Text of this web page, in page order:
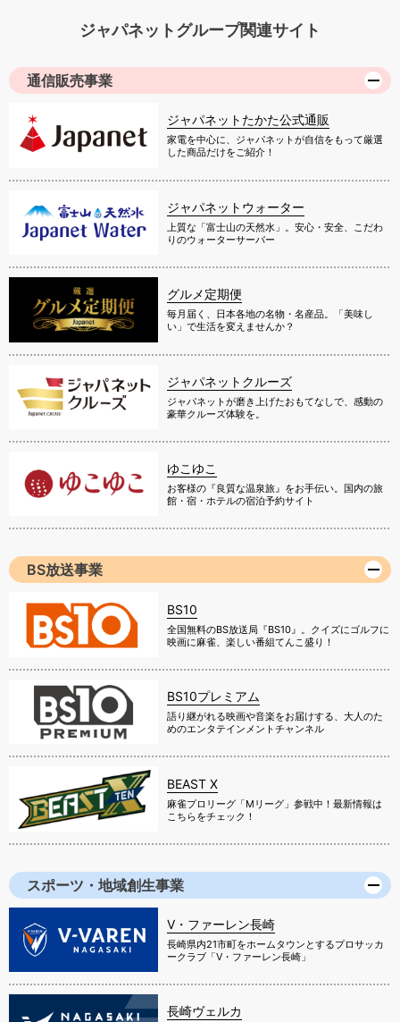
ジャパネットグループ関連サイト
通信販売事業
ジャパネットたかた公式通販
家電を中心に、ジャパネットが自信をもって厳選
した商品だけをご紹介！
ジャパネットウォーター
上質な「富士山の天然水」。安心・安全、こだわ
りのウォーターサーバー
グルメ定期便
毎月届く、日本各地の名物・名産品。「美味し
い」で生活を変えませんか？
ジャパネットクルーズ
ジャパネットが磨き上げたおもてなしで、感動の
豪華クルーズ体験を。
ゆこゆこ
お客様の『良質な温泉旅』をお手伝い。国内の旅
館・宿・ホテルの宿泊予約サイト
BS放送事業
BS10
全国無料のBS放送局『BS10』。クイズにゴルフに
映画に麻雀、楽しい番組てんこ盛り！
BS10プレミアム
語り継がれる映画や音楽をお届けする、大人のた
めのエンタテインメントチャンネル
BEAST X
麻雀プロリーグ「Mリーグ」参戦中！最新情報は
こちらをチェック！
スポーツ・地域創生事業
V・ファーレン長崎
長崎県内21市町をホームタウンとするプロサッカ
ークラブ「V・ファーレン長崎」
長崎ヴェルカ